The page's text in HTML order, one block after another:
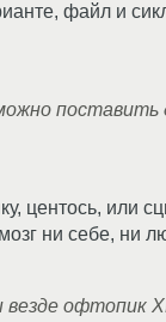
файл и
поставить
центось, или
ни себе, ни
офтопик